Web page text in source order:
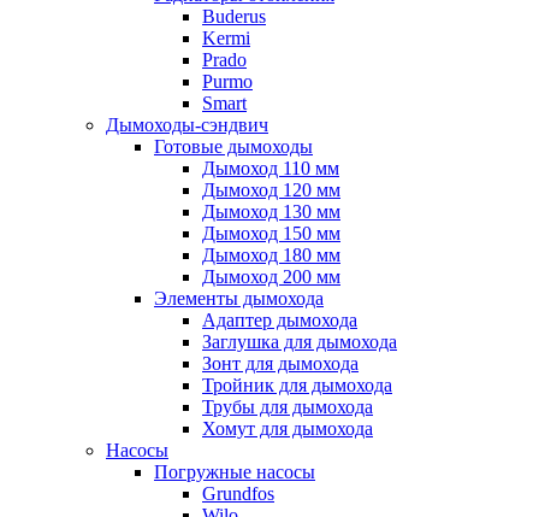
Buderus
Kermi
Prado
Purmo
Smart
Дымоходы-сэндвич
Готовые дымоходы
Дымоход 110 мм
Дымоход 120 мм
Дымоход 130 мм
Дымоход 150 мм
Дымоход 180 мм
Дымоход 200 мм
Элементы дымохода
Адаптер дымохода
Заглушка для дымохода
Зонт для дымохода
Тройник для дымохода
Трубы для дымохода
Хомут для дымохода
Насосы
Погружные насосы
Grundfos